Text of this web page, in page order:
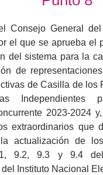
Consejo General del
el que se aprueba el
del sistema para la
de
de Casilla de los
2023-2024
extraordinarios que
actualización de
9.2, 9.3 y 9.4
Instituto Nacional